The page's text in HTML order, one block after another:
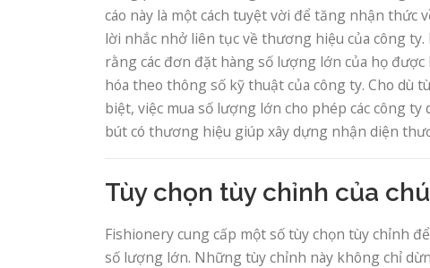
cáo này là một cách tuyệt vời để tăng nhận
lời nhắc nhở liên tục về thương hiệu của công
rằng các đơn đặt hàng số lượng lớn của họ
hóa theo thông số kỹ thuật của công ty. Cho dù
biệt, việc mua số lượng lớn cho phép các công
bút có thương hiệu giúp xây dựng nhận diện
Tùy chọn tùy chỉnh của
Fishionery cung cấp một số tùy chọn tùy chỉnh
số lượng lớn. Những tùy chỉnh này không chỉ